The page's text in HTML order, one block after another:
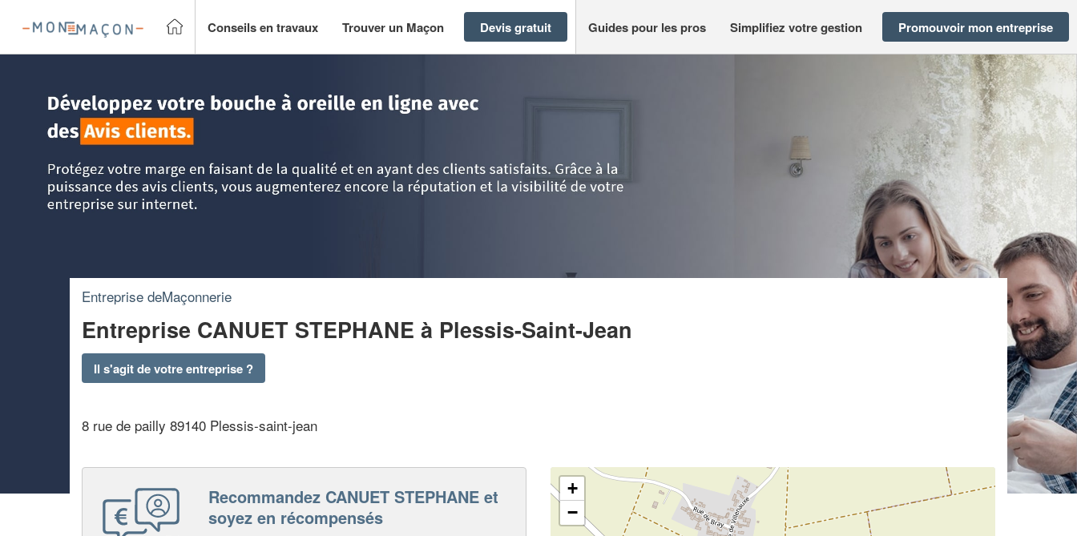
Conseils en travaux Trouver un Maçon Devis gratuit Guides pour les pros Simplifiez votre gestion Promouvoir mon entreprise
Entreprise deMaçonnerie
Entreprise CANUET STEPHANE à Plessis-Saint-Jean
Il s'agit de votre entreprise ?
8 rue de pailly 89140 Plessis-saint-jean
Recommandez CANUET STEPHANE et
soyez en récompensés
+
−